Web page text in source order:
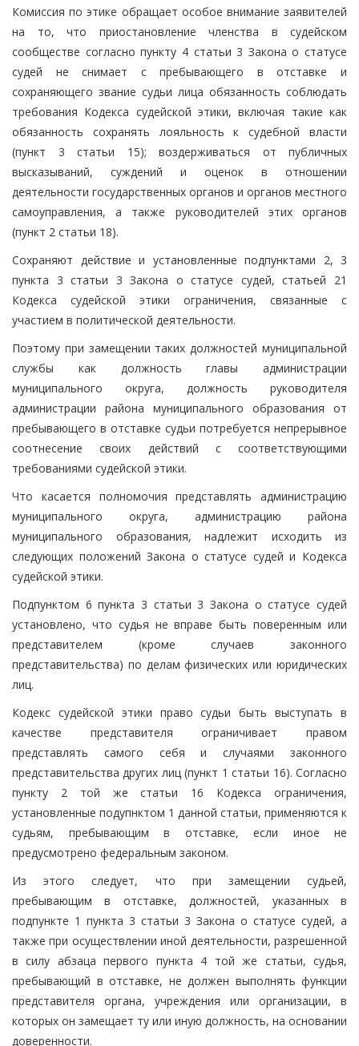
Комиссия по этике обращает особое внимание заявителей
на то, что приостановление членства в судейском
сообществе согласно пункту 4 статьи 3 Закона о статусе
судей не снимает с пребывающего в отставке и
сохраняющего звание судьи лица обязанность соблюдать
требования Кодекса судейской этики, включая такие как
обязанность сохранять лояльность к судебной власти
(пункт 3 статьи 15); воздерживаться от публичных
высказываний, суждений и оценок в отношении
деятельности государственных органов и органов местного
самоуправления, а также руководителей этих органов
(пункт 2 статьи 18).
Сохраняют действие и установленные подпунктами 2, 3
пункта 3 статьи 3 Закона о статусе судей, статьей 21
Кодекса судейской этики ограничения, связанные с
участием в политической деятельности.
Поэтому при замещении таких должностей муниципальной
службы как должность главы администрации
муниципального округа, должность руководителя
администрации района муниципального образования от
пребывающего в отставке судьи потребуется непрерывное
соотнесение своих действий с соответствующими
требованиями судейской этики.
Что касается полномочия представлять администрацию
муниципального округа, администрацию района
муниципального образования, надлежит исходить из
следующих положений Закона о статусе судей и Кодекса
судейской этики.
Подпунктом 6 пункта 3 статьи 3 Закона о статусе судей
установлено, что судья не вправе быть поверенным или
представителем (кроме случаев законного
представительства) по делам физических или юридических
лиц.
Кодекс судейской этики право судьи быть выступать в
качестве представителя ограничивает правом
представлять самого себя и случаями законного
представительства других лиц (пункт 1 статьи 16). Согласно
пункту 2 той же статьи 16 Кодекса ограничения,
установленные подупнктом 1 данной статьи, применяются к
судьям, пребывающим в отставке, если иное не
предусмотрено федеральным законом.
Из этого следует, что при замещении судьей,
пребывающим в отставке, должностей, указанных в
подпункте 1 пункта 3 статьи 3 Закона о статусе судей, а
также при осуществлении иной деятельности, разрешенной
в силу абзаца первого пункта 4 той же статьи, судья,
пребывающий в отставке, не должен выполнять функции
представителя органа, учреждения или организации, в
которых он замещает ту или иную должность, на основании
доверенности.